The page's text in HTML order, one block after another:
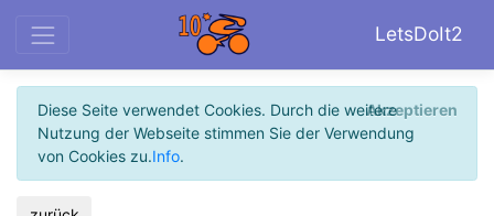
LetsDoIt2
Diese Seite verwendet Cookies. Durch die weitere
Nutzung der Webseite stimmen Sie der Verwendung
von Cookies zu.Info.
Akzeptieren